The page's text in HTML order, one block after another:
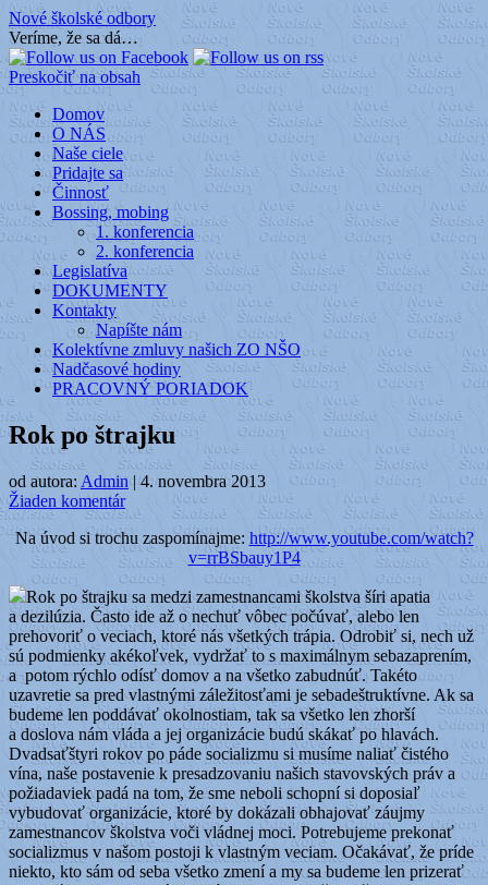
Nové školské odbory
Veríme, že sa dá…
Preskočiť na obsah
Domov
O NÁS
Naše ciele
Pridajte sa
Činnosť
Bossing, mobing
1. konferencia
2. konferencia
Legislatíva
DOKUMENTY
Kontakty
Napíšte nám
Kolektívne zmluvy našich ZO NŠO
Nadčasové hodiny
PRACOVNÝ PORIADOK
Rok po štrajku
od autora: Admin | 4. novembra 2013
Žiaden komentár
Na úvod si trochu zaspomínajme: http://www.youtube.com/watch?
v=rrBSbauy1P4
Rok po štrajku sa medzi zamestnancami školstva šíri apatia
a dezilúzia. Často ide až o nechuť vôbec počúvať, alebo len
prehovoriť o veciach, ktoré nás všetkých trápia. Odrobiť si, nech už
sú podmienky akékoľvek, vydržať to s maximálnym sebazaprením,
a potom rýchlo odísť domov a na všetko zabudnúť. Takéto
uzavretie sa pred vlastnými záležitosťami je sebadeštruktívne. Ak sa
budeme len poddávať okolnostiam, tak sa všetko len zhorší
a doslova nám vláda a jej organizácie budú skákať po hlavách.
Dvadsaťštyri rokov po páde socializmu si musíme naliať čistého
vína, naše postavenie k presadzovaniu našich stavovských práv a
požiadaviek padá na tom, že sme neboli schopní si doposiaľ
vybudovať organizácie, ktoré by dokázali obhajovať záujmy
zamestnancov školstva voči vládnej moci. Potrebujeme prekonať
socializmus v našom postoji k vlastným veciam. Očakávať, že príde
niekto, kto sám od seba všetko zmení a my sa budeme len prizerať